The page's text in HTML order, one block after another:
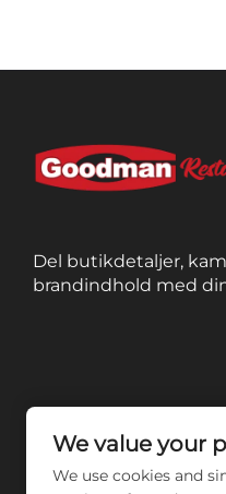
Del butikdetaljer,
brandindhold med
We value your
We use cookies and